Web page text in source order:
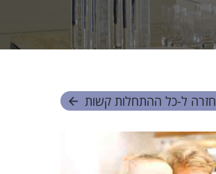
חזרה ל-כל ההתחלות קשות